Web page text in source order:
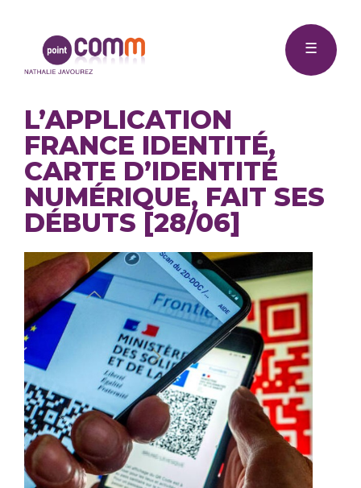
Point
☰
L’APPLICATION
FRANCE IDENTITÉ,
CARTE D’IDENTITÉ
NUMÉRIQUE, FAIT SES
DÉBUTS [28/06]